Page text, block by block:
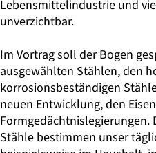
Lebensmittelindustrie und
unverzichtbar.
Im Vortrag soll der Bogen
ausgewählten Stählen, den
korrosionsbeständigen
neuen Entwicklung, den
Formgedächtnislegierungen.
Stähle bestimmen unser